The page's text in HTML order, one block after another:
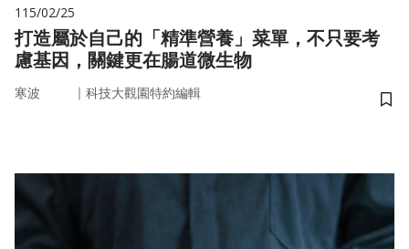
115/02/25
打造屬於自己的「精準營養」菜單，不只要考
慮基因，關鍵更在腸道微生物
寒波 ｜ 科技大觀園特約編輯
儲